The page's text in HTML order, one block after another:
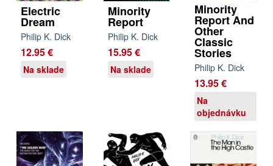
Electric
Dream
Philip K. Dick
12.95 €
Na sklade
Minority
Report
Philip K. Dick
15.95 €
Na sklade
Minority
Report And
Other
Classic
Stories
Philip K. Dick
13.95 €
Na
objednávku